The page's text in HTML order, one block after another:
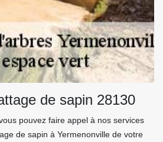
de sapin 28130
pouvez faire appel à nos services
de sapin à Yermenonville de votre